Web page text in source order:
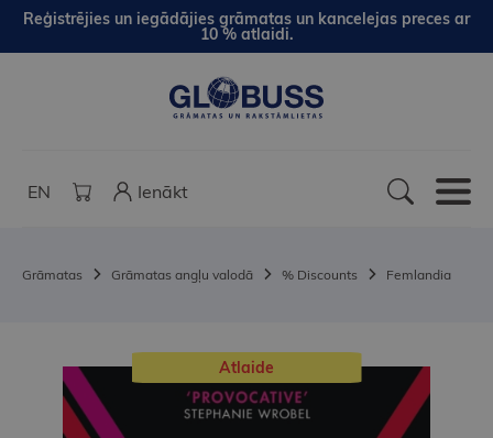
Reģistrējies un iegādājies grāmatas un kancelejas preces ar
10 % atlaidi.
EN Ienākt
Grāmatas Grāmatas angļu valodā % Discounts Femlandia
Atlaide